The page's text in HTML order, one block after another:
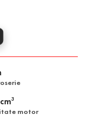
3
motor